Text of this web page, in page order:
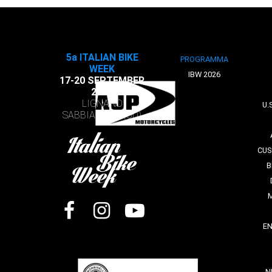
5a ITALIAN BIKE
WEEK
17-20 SEPTEMBER
2026
LIGNANO
SABBIADORO (UD)
PROGRAMMA
IBW 2026